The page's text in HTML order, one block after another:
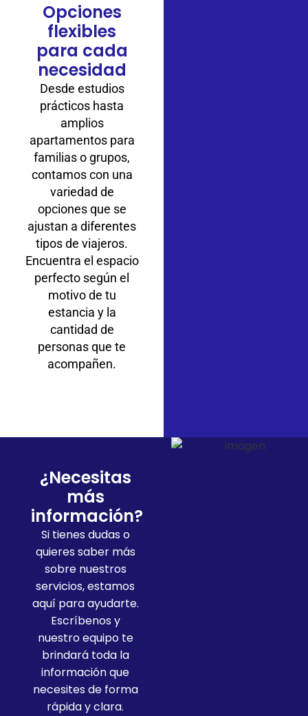
Opciones
flexibles
para cada
necesidad
Desde estudios
prácticos hasta
amplios
apartamentos para
familias o grupos,
contamos con una
variedad de
opciones que se
ajustan a diferentes
tipos de viajeros.
Encuentra el espacio
perfecto según el
motivo de tu
estancia y la
cantidad de
personas que te
acompañen.
¿Necesitas
más
información?
Si tienes dudas o
quieres saber más
sobre nuestros
servicios, estamos
aquí para ayudarte.
Escríbenos y
nuestro equipo te
brindará toda la
información que
necesites de forma
rápida y clara.